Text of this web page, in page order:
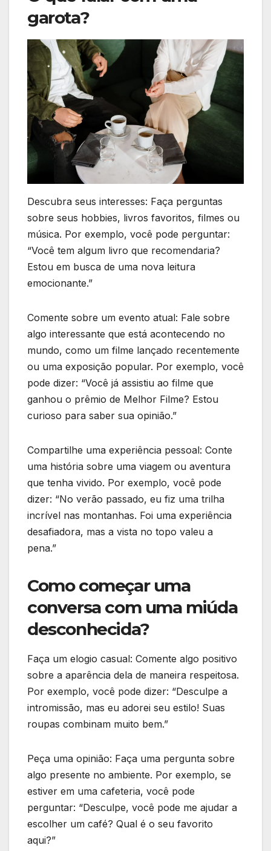
garota?
Descubra seus interesses: Faça perguntas
sobre seus hobbies, livros favoritos, filmes ou
música. Por exemplo, você pode perguntar:
“Você tem algum livro que recomendaria?
Estou em busca de uma nova leitura
emocionante.”
Comente sobre um evento atual: Fale sobre
algo interessante que está acontecendo no
mundo, como um filme lançado recentemente
ou uma exposição popular. Por exemplo, você
pode dizer: “Você já assistiu ao filme que
ganhou o prêmio de Melhor Filme? Estou
curioso para saber sua opinião.”
Compartilhe uma experiência pessoal: Conte
uma história sobre uma viagem ou aventura
que tenha vivido. Por exemplo, você pode
dizer: “No verão passado, eu fiz uma trilha
incrível nas montanhas. Foi uma experiência
desafiadora, mas a vista no topo valeu a
pena.”
Como começar uma
conversa com uma miúda
desconhecida?
Faça um elogio casual: Comente algo positivo
sobre a aparência dela de maneira respeitosa.
Por exemplo, você pode dizer: “Desculpe a
intromissão, mas eu adorei seu estilo! Suas
roupas combinam muito bem.”
Peça uma opinião: Faça uma pergunta sobre
algo presente no ambiente. Por exemplo, se
estiver em uma cafeteria, você pode
perguntar: “Desculpe, você pode me ajudar a
escolher um café? Qual é o seu favorito
aqui?”